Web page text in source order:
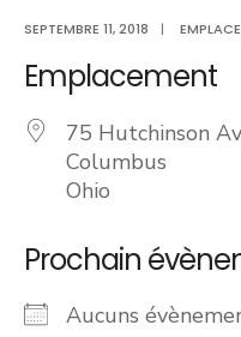
SEPTEMBRE 11, 2018 |
Emplacement
75 Hutchinson
Columbus
Ohio
Prochain
Aucuns